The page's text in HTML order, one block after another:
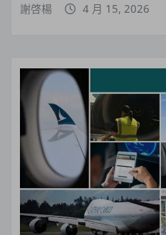
謝啓楊 4 月 15, 2026